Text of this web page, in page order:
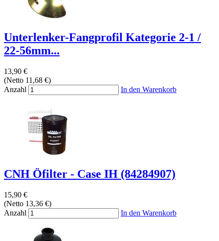
Unterlenker-Fangprofil Kategorie 2-1 /
22-56mm...
13,90 €
(Netto 11,68 €)
Anzahl
In den Warenkorb
CNH Öfilter - Case IH (84284907)
15,90 €
(Netto 13,36 €)
Anzahl
In den Warenkorb